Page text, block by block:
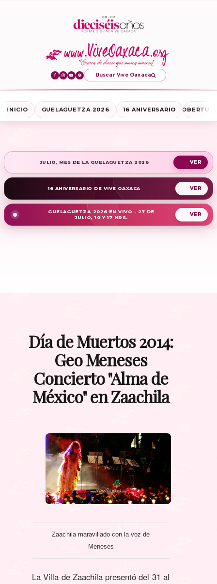
Buscar Vive Oaxaca
INICIO GUELAGUETZA 2026 16 ANIVERSARIO
JULIO, MES DE LA GUELAGUETZA 2026
16 ANIVERSARIO DE VIVE OAXACA
GUELAGUETZA 2026 EN VIVO - 27 DE
JULIO, 10 Y 17 HRS.
Día de Muertos 2014:
Geo Meneses
Concierto "Alma de
México" en Zaachila
Zaachila maravillado con la voz de
Meneses
La Villa de Zaachila presentó del 31 al